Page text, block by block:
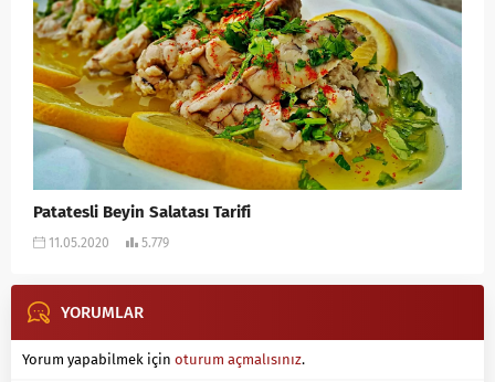
Patatesli Beyin Salatası Tarifi
11.05.2020 5.779
YORUMLAR
Yorum yapabilmek için oturum açmalısınız.